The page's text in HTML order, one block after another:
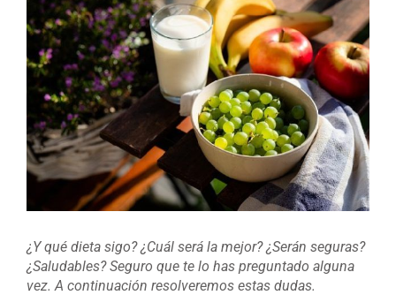
imagen
más
grande
¿Y qué dieta sigo? ¿Cuál será la mejor? ¿Serán seguras?
¿Saludables? Seguro que te lo has preguntado alguna
vez. A continuación resolveremos estas dudas.